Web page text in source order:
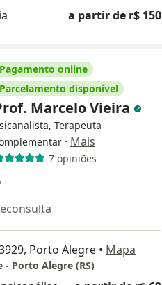
a partir de r$ 150
Pagamento online
Parcelamento disponível
Marcelo Vieira
Terapeuta
· Mais
7 opiniões
Porto Alegre • Mapa
Porto Alegre (RS)